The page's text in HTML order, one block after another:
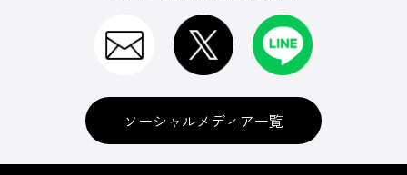
ソーシャルメディア一覧